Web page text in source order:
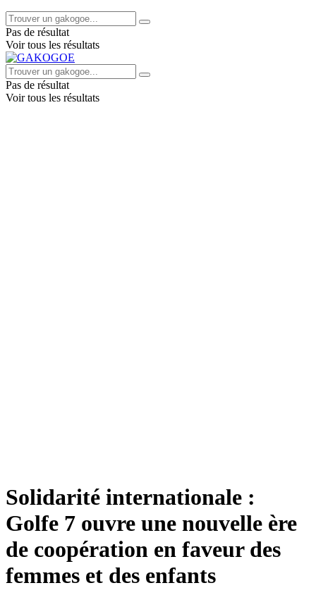
Pas de résultat
Voir tous les résultats
Pas de résultat
Voir tous les résultats
Solidarité internationale :
Golfe 7 ouvre une nouvelle ère
de coopération en faveur des
femmes et des enfants